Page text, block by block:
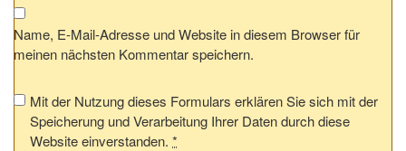
Name, E-Mail-Adresse und Website in diesem Browser für
meinen nächsten Kommentar speichern.
Mit der Nutzung dieses Formulars erklären Sie sich mit der
Speicherung und Verarbeitung Ihrer Daten durch diese
Website einverstanden. *